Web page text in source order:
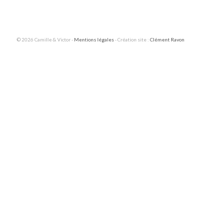
© 2026 Camille & Victor - Mentions légales- Création site : Clément Ravon